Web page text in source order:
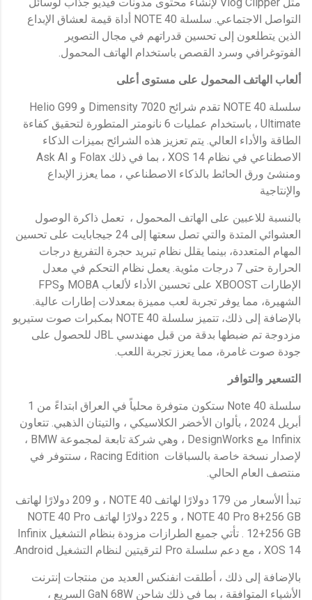
التواصل الاجتماعي. سلسلة NOTE 40 أداة قيمة لعشاق الإبداع
الذين يتطلعون إلى تحسين قدراتهم في مجال التصوير
الفوتوغرافي وسرد القصص باستخدام الهاتف المحمول.
ألعاب الهاتف المحمول على مستوى أعلى
سلسلة NOTE 40 تقدم شرائح Dimensity 7020 و Helio G99
Ultimate ، باستخدام عمليات 6 نانومتر المتطورة لتحقيق كفاءة
الطاقة والأداء العالي. يتم تعزيز هذه الشرائح بميزات الذكاء
الاصطناعي في نظام XOS 14 ، بما في ذلك Folax و Ask AI
ومنشئ ورق الحائط بالذكاء الاصطناعي ، مما يعزز الإبداع
والإنتاجية
بالنسبة للاعبين على الهاتف المحمول ، تعمل ذاكرة الوصول
العشوائي المتدة والتي تصل سعتها إلى 24 جيجابايت على تحسين
المهام المتعددة، بينما يقلل نظام تبريد حجرة التفريغ درجات
الحرارة حتى 7 درجات مئوية. يعمل نظام التحكم في معدل
الإطارات XBOOST على تحسين الأداء لألعاب MOBA وFPS
الشهيرة، مما يوفر تجربة لعب مميزة بمعدلات إطارات عالية.
بالإضافة إلى ذلك، تتميز سلسلة NOTE 40 بمكبرات صوت ستيريو
مزدوجة تم ضبطها بدقة من قبل مهندسي JBL للحصول على
جودة صوت غامرة، مما يعزز تجربة اللعب.
التسعير والتوافر
سلسلة Note 40 ستكون متوفرة محلياً في العراق ابتداءً من 1
أبريل 2024 ، بألوان الأخضر الكلاسيكي ، والتيتان الذهبي. تتعاون
Infinix مع DesignWorks ، وهي شركة تابعة لمجموعة BMW ،
لإصدار نسخة خاصة بالسباقات Racing Edition ، ستتوفر في
منتصف العام الحالي.
تبدأ الأسعار من 179 دولارًا لهاتف NOTE 40 ، و 209 دولارًا لهاتف
NOTE 40 Pro 8+256 GB ، و 225 دولارًا لهاتف NOTE 40 Pro
12+256 GB . تأتي جميع الطرازات مزودة بنظام التشغيل Infinix
XOS 14 ، مع دعم سلسلة Pro لترقيتين لنظام التشغيل Android.
بالإضافة إلى ذلك ، أطلقت انفنكس العديد من منتجات إنترنت
الأشياء المتوافقة ، بما في ذلك شاحن GaN 68W السريع ،